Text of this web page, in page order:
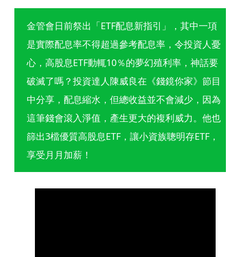
金管會日前祭出「ETF配息新指引」，其中一項
是實際配息率不得超過參考配息率，令投資人憂
心，高股息ETF動輒10％的夢幻殖利率，神話要
破滅了嗎？投資達人陳威良在《錢鏡你家》節目
中分享，配息縮水，但總收益並不會減少，因為
這筆錢會滾入淨值，產生更大的複利威力。他也
篩出3檔優質高股息ETF，讓小資族聰明存ETF，
享受月月加薪！